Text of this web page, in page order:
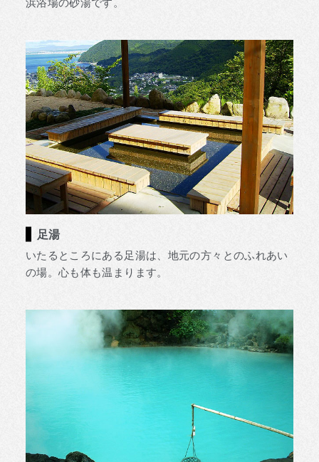
浜浴場の砂湯です。
足湯
いたるところにある足湯は、地元の方々とのふれあい
の場。心も体も温まります。